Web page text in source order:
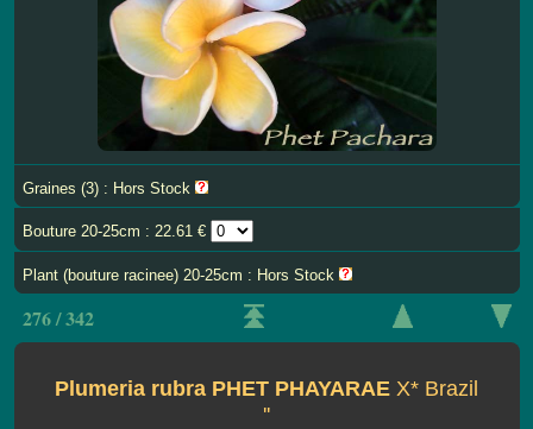
Graines (3) : Hors Stock
Bouture 20-25cm : 22.61 €
Plant (bouture racinee) 20-25cm : Hors Stock
276 / 342
Plumeria rubra PHET PHAYARAE X* Brazil
''